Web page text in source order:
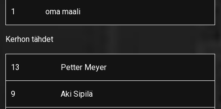
1 oma maali
Kerhon tähdet
13 Petter Meyer
9 Aki Sipilä